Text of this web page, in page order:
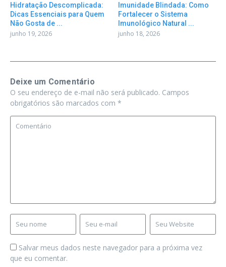
Hidratação Descomplicada:
Dicas Essenciais para Quem
Não Gosta de ...
junho 19, 2026
Imunidade Blindada: Como
Fortalecer o Sistema
Imunológico Natural ...
junho 18, 2026
Deixe um Comentário
O seu endereço de e-mail não será publicado. Campos
obrigatórios são marcados com *
Salvar meus dados neste navegador para a próxima vez
que eu comentar.